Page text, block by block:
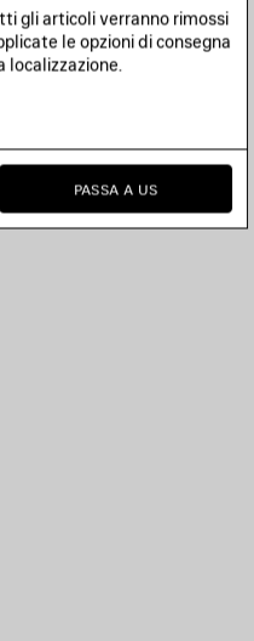
gli articoli verranno rimossi
le opzioni di consegna
localizzazione.
PASSA A US